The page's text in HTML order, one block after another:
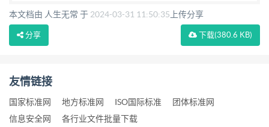
本文档由 人生无常 于 2024-03-31 11:50:35 上传分享
下载(380.6 KB)
分享
友情链接
国家标准网 地方标准网 ISO国际标准
团体标准网
信息安全网
各行业文件批量下载